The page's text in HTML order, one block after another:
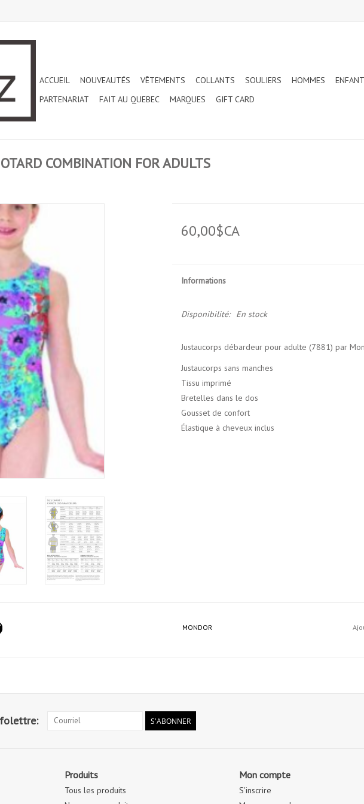
ACCUEIL NOUVEAUTÉS VÊTEMENTS COLLANTS SOULIERS HOMMES
PARTENARIAT
FAIT AU QUEBEC MARQUES GIFT CARD
COMBINATION FOR ADULTS
60,00$CA
Informations
Disponibilité: En stock
Justaucorps débardeur pour adulte (7881) par
Justaucorps sans manches
Tissu imprimé
Bretelles dans le dos
Gousset de confort
Élastique à cheveux inclus
MONDOR
S'ABONNER
Produits
Tous les produits
Mon compte
S'inscrire